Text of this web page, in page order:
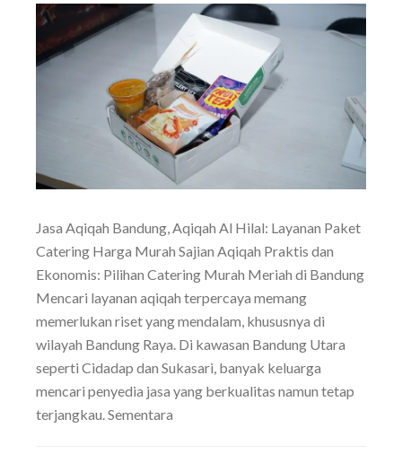
Jasa Aqiqah Bandung, Aqiqah Al Hilal: Layanan Paket
Catering Harga Murah Sajian Aqiqah Praktis dan
Ekonomis: Pilihan Catering Murah Meriah di Bandung
Mencari layanan aqiqah terpercaya memang
memerlukan riset yang mendalam, khususnya di
wilayah Bandung Raya. Di kawasan Bandung Utara
seperti Cidadap dan Sukasari, banyak keluarga
mencari penyedia jasa yang berkualitas namun tetap
terjangkau. Sementara